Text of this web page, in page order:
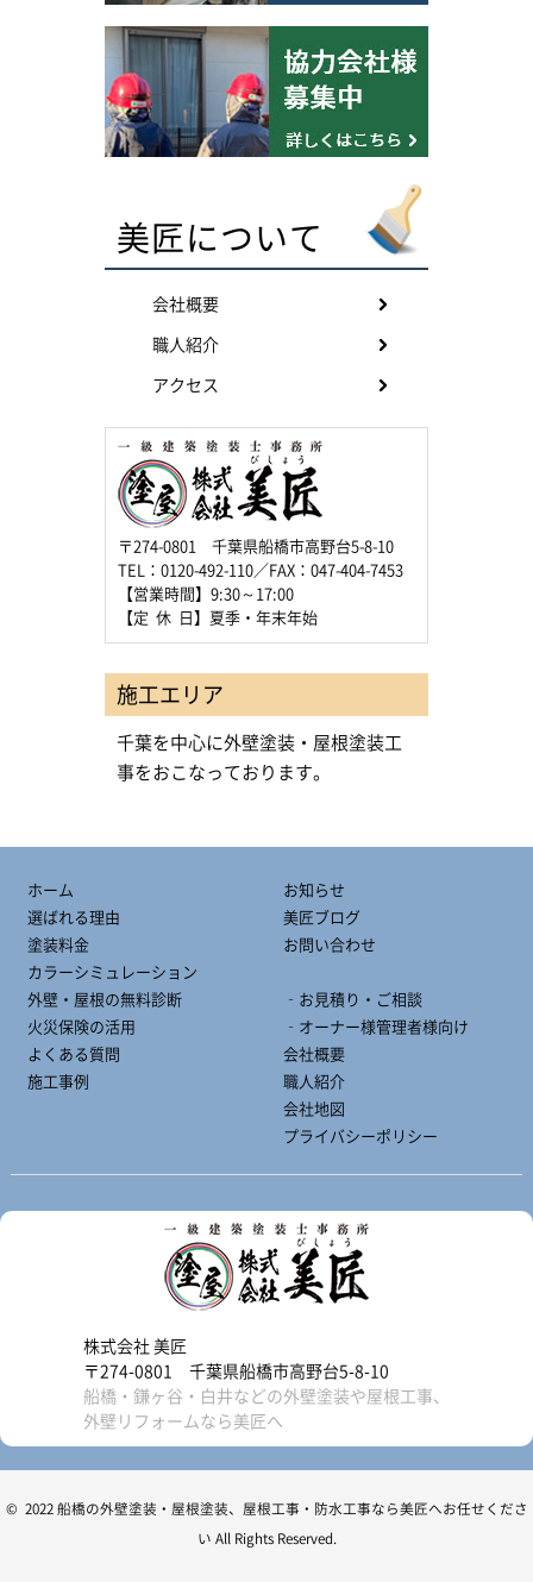
美匠について
会社概要
職人紹介
アクセス
〒274-0801 千葉県船橋市高野台5-8-10
TEL：0120-492-110／FAX：047-404-7453
【営業時間】9:30～17:00
【定 休 日】夏季・年末年始
施工エリア
千葉を中心に外壁塗装・屋根塗装工
事をおこなっております。
ホーム
選ばれる理由
塗装料金
カラーシミュレーション
外壁・屋根の無料診断
火災保険の活用
よくある質問
施工事例
お知らせ
美匠ブログ
お問い合わせ
‐お見積り・ご相談
‐オーナー様管理者様向け
会社概要
職人紹介
会社地図
プライバシーポリシー
株式会社 美匠
〒274-0801 千葉県船橋市高野台5-8-10
船橋・鎌ヶ谷・白井などの外壁塗装や屋根工事、
外壁リフォームなら美匠へ
© 2022 船橋の外壁塗装・屋根塗装、屋根工事・防水工事なら美匠へお任せくださ
い All Rights Reserved.